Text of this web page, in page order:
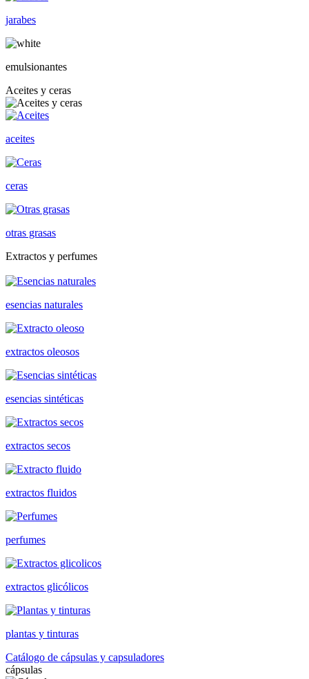
jarabes
emulsionantes
Aceites y ceras
aceites
ceras
otras grasas
Extractos y perfumes
esencias naturales
extractos oleosos
esencias sintéticas
extractos secos
extractos fluidos
perfumes
extractos glicólicos
plantas y tinturas
Catálogo de cápsulas y capsuladores
cápsulas